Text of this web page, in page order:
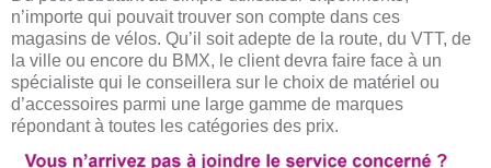
n’importe qui pouvait trouver son compte dans ces
magasins de vélos. Qu’il soit adepte de la route, du VTT, de
la ville ou encore du BMX, le client devra faire face à un
spécialiste qui le conseillera sur le choix de matériel ou
d’accessoires parmi une large gamme de marques
répondant à toutes les catégories des prix.